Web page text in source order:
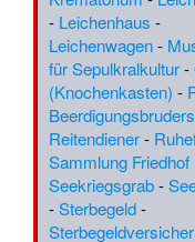
Soria·Liste von
Jahr 2025
- Leichenhaus -
Leichenwagen-
für Sepulkralkultur-
(Knochenkasten) -
Reitendiener-
Sammlung Friedhof
Seekriegsgrab-
-Sterbegeld-